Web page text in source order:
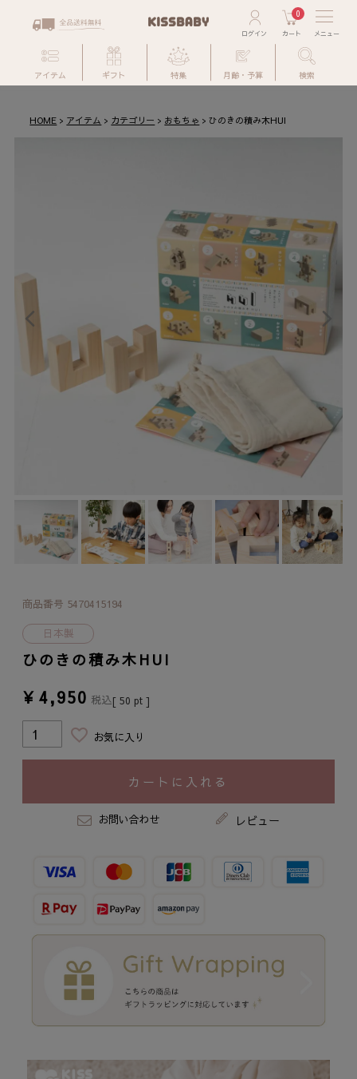
0
アイテム ギフト 特集 月齢・予算 検索
HOME アイテム カテゴリー おもちゃ ひのきの積み木HUI
商品番号 5470415194
日本製
ひのきの積み木HUI
¥ 4,950 税込[ 50 pt ]
お気に入り
カートに入れる
お問い合わせ レビュー